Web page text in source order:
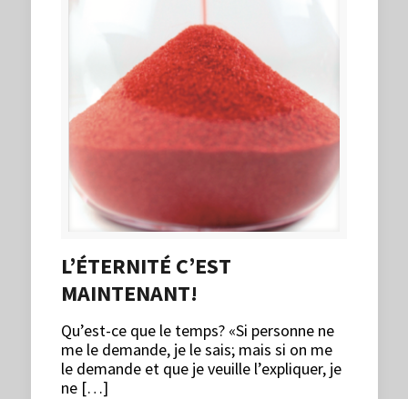
L’ÉTERNITÉ C’EST
MAINTENANT!
Qu’est-ce que le temps? «Si personne ne
me le demande, je le sais; mais si on me
le demande et que je veuille l’expliquer, je
ne […]